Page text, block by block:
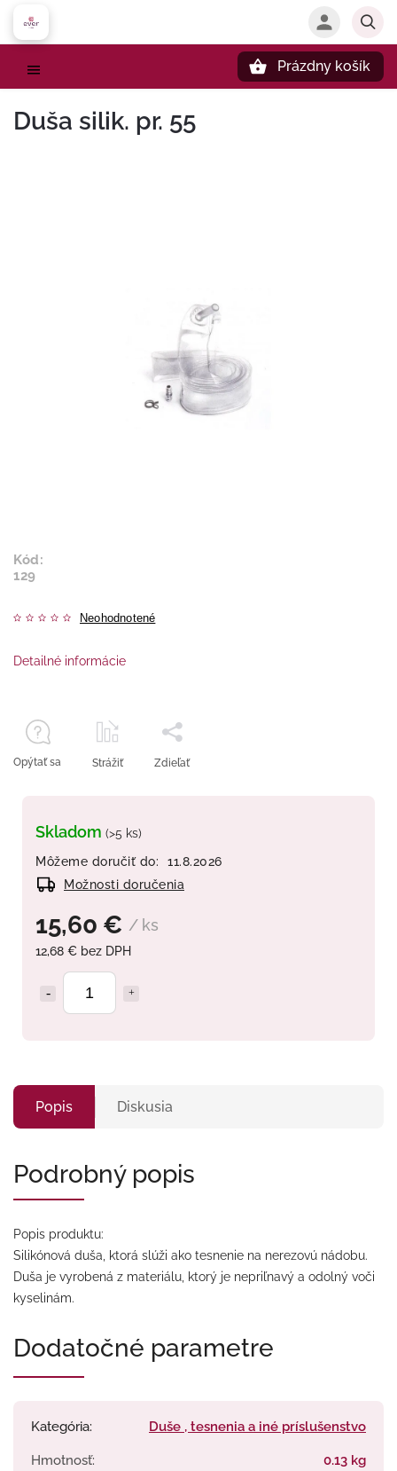
Prázdny košík
Duša silik. pr. 55
Kód:
129
Neohodnotené
15,60 € / ks
12,68 € bez DPH
Skladom (>5 ks)
Môžeme doručiť do:
11.8.2026
Možnosti doručenia
Detailné informácie
Opýtať sa Strážiť Zdieľať
Popis Diskusia
Podrobný popis
Popis produktu:
Silikónová duša, ktorá slúži ako tesnenie na nerezovú nádobu.
Duša je vyrobená z materiálu, ktorý je nepriľnavý a odolný voči
kyselinám.
Dodatočné parametre
Kategória: Duše , tesnenia a iné príslušenstvo
Hmotnosť: 0.13 kg